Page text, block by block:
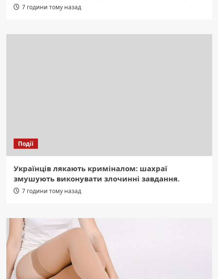
7 години тому назад
Події
Українців лякають криміналом: шахраї
змушують виконувати злочинні завдання.
7 години тому назад